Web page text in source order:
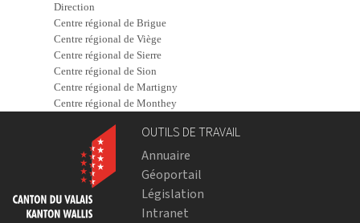
Direction
Centre régional de Brigue
Centre régional de Viège
Centre régional de Sierre
Centre régional de Sion
Centre régional de Martigny
Centre régional de Monthey
OUTILS DE TRAVAIL
Annuaire
Géoportail
Législation
Intranet